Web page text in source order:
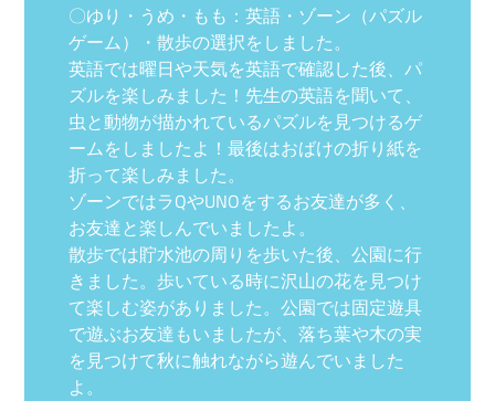
〇ゆり・うめ・もも：英語・ゾーン（パズル
ゲーム）・散歩の選択をしました。
英語では曜日や天気を英語で確認した後、パ
ズルを楽しみました！先生の英語を聞いて、
虫と動物が描かれているパズルを見つけるゲ
ームをしましたよ！最後はおばけの折り紙を
折って楽しみました。
ゾーンではラQやUNOをするお友達が多く、
お友達と楽しんでいましたよ。
散歩では貯水池の周りを歩いた後、公園に行
きました。歩いている時に沢山の花を見つけ
て楽しむ姿がありました。公園では固定遊具
で遊ぶお友達もいましたが、落ち葉や木の実
を見つけて秋に触れながら遊んでいました
よ。